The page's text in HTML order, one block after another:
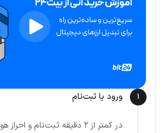
1 ورود یا ثبت‌نام
در کمتر از ۲ دقیقه ثبت‌نام و احراز هویت خود را تکمیل کنید.